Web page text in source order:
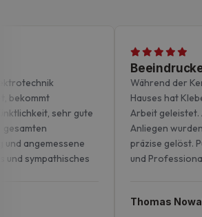
bekommt
sehr gute
angemessene
sympathisches
Während der
Hauses hat
Arbeit geleistet.
Anliegen
präzise gelöst.
und
Thomas Nowak